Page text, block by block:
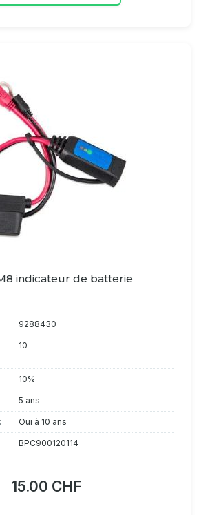
indicateur de batterie
9288430
10
10%
5 ans
Oui à 10 ans
BPC900120114
15.00 CHF